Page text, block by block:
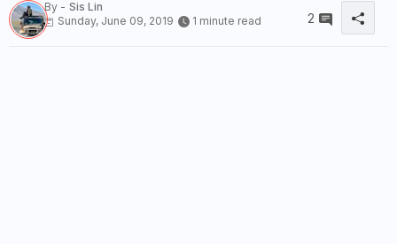
By - Sis Lin
Sunday, June 09, 2019
1 minute read 2